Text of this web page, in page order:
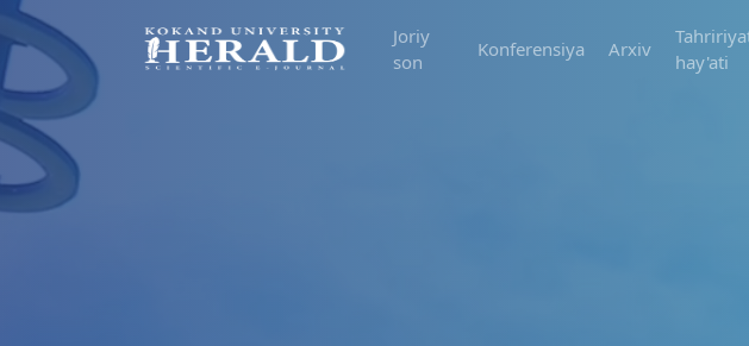
Joriy
son
Konferensiya Arxiv
hay'ati